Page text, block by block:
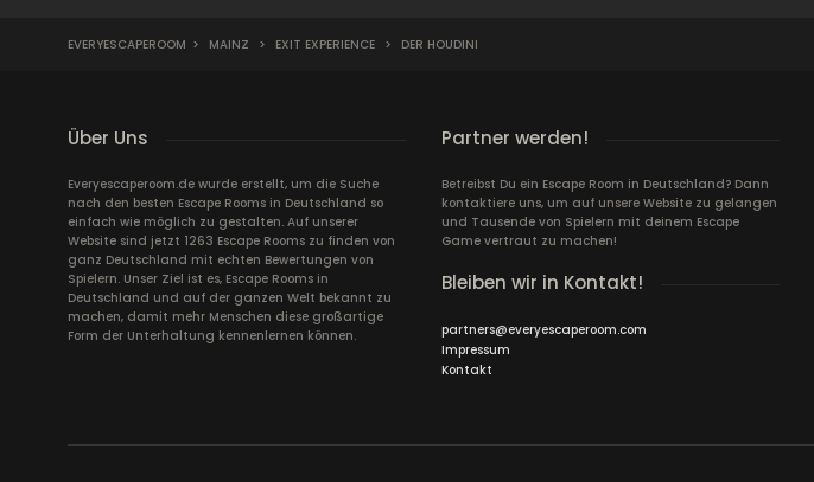
EVERYESCAPEROOM > MAINZ > EXIT EXPERIENCE > DER HOUDINI
Über Uns
Everyescaperoom.de wurde erstellt, um die Suche
nach den besten Escape Rooms in Deutschland so
einfach wie möglich zu gestalten. Auf unserer
Website sind jetzt 1263 Escape Rooms zu finden von
ganz Deutschland mit echten Bewertungen von
Spielern. Unser Ziel ist es, Escape Rooms in
Deutschland und auf der ganzen Welt bekannt zu
machen, damit mehr Menschen diese großartige
Form der Unterhaltung kennenlernen können.
Partner werden!
Betreibst Du ein Escape Room in Deutschland? Dann
kontaktiere uns, um auf unsere Website zu gelangen
und Tausende von Spielern mit deinem Escape
Game vertraut zu machen!
Bleiben wir in Kontakt!
partners@everyescaperoom.com
Impressum
Kontakt